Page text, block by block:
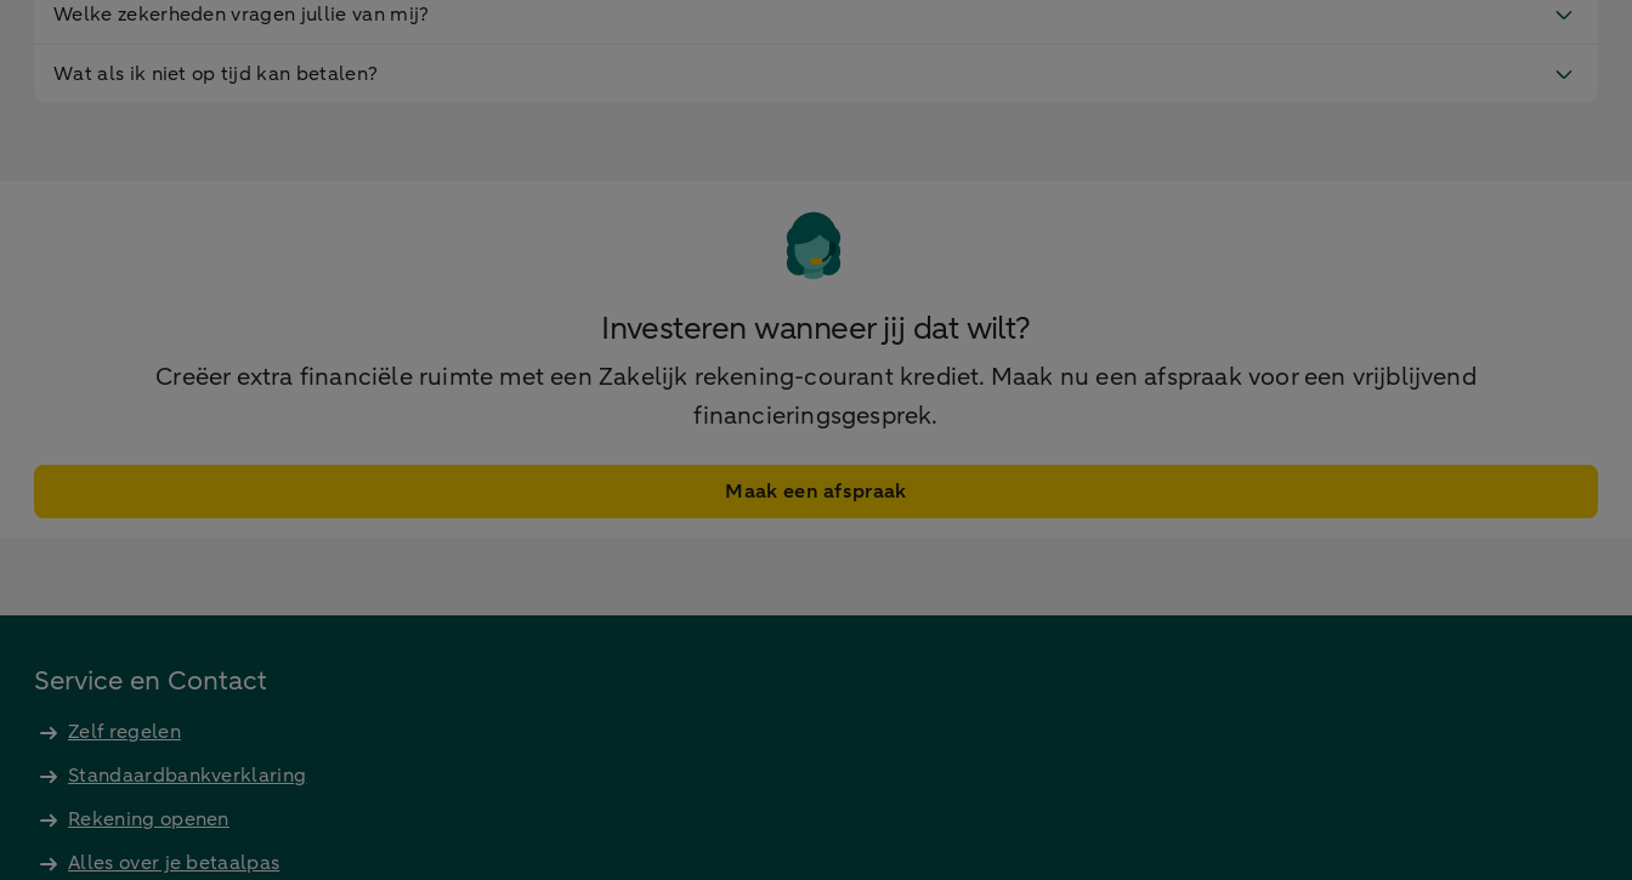
Welke zekerheden vragen jullie van mij?
Wat als ik niet op tijd kan betalen?
Investeren wanneer jij dat wilt?
Creëer extra financiële ruimte met een Zakelijk rekening-courant krediet. Maak nu een afspraak voor een vrijblijvend
financieringsgesprek.
Maak een afspraak
Service en Contact
Zelf regelen
Standaardbankverklaring
Rekening openen
Alles over je betaalpas